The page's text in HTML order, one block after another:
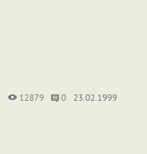
12879 0 23.02.1999